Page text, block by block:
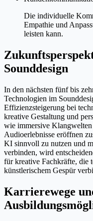
Die individuelle
Empathie und
leisten kann.
Sounddesign
In den nächsten fünf bis
Technologien im
Effizienzsteigerung bei
kreative Gestaltung und
wie immersive
Audioerlebnisse eröffnen
KI sinnvoll zu nutzen und
verbinden, wird
für kreative Fachkräfte, die
künstlerischem Gespür
Karrierewege